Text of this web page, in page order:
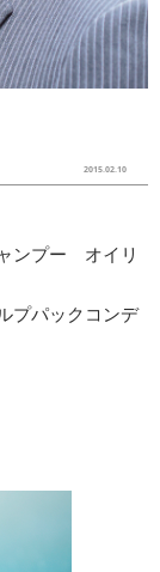
2015.02.10
ンプー オイリ
プパックコンデ